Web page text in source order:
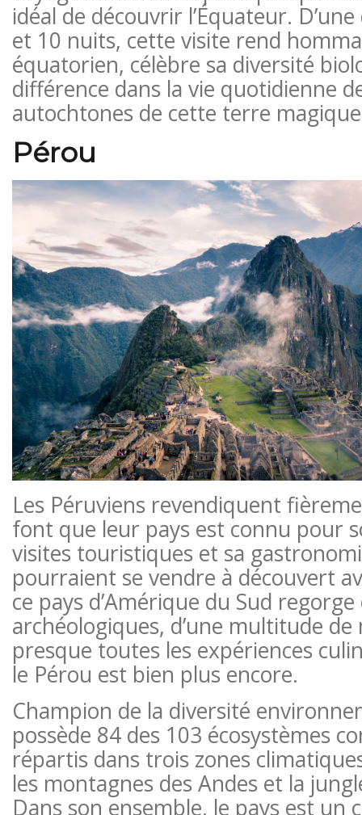
idéal de découvrir l’Équateur.
et 10 nuits, cette visite rend
équatorien, célèbre sa diversité
différence dans la vie quotidienne
autochtones de cette terre
Pérou
Les Péruviens revendiquent
font que leur pays est connu pour
visites touristiques et sa
pourraient se vendre à découvert
ce pays d’Amérique du Sud
archéologiques, d’une multitude de
presque toutes les expériences
le Pérou est bien plus encore.
Champion de la diversité
possède 84 des 103 écosystèmes
répartis dans trois zones
les montagnes des Andes et la
Dans son ensemble, le pays est un